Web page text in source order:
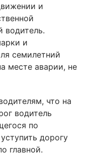
и
водитель.
и
семилетний
месте аварии, не
что на
водитель
по
дорогу
главной.